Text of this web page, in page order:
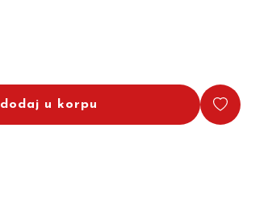
dodaj u korpu